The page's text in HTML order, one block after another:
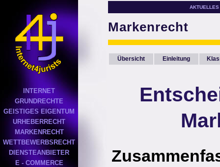
INTERNET
GRUNDRECHTE
GEISTIGES EIGENTUM
URHEBERRECHT
MARKENRECHT
WETTBEWERBSRECHT
DIENSTEANBIETER
E - COMMERCE
AKTUELLES
Markenrecht
Übersicht Einleitung